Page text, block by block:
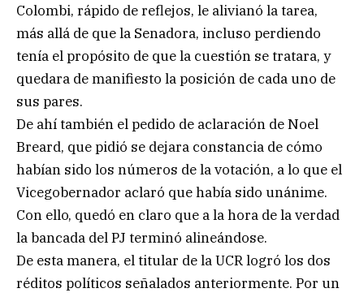
Colombi, rápido de reflejos, le alivianó la tarea,
más allá de que la Senadora, incluso perdiendo
tenía el propósito de que la cuestión se tratara, y
quedara de manifiesto la posición de cada uno de
sus pares.
De ahí también el pedido de aclaración de Noel
Breard, que pidió se dejara constancia de cómo
habían sido los números de la votación, a lo que el
Vicegobernador aclaró que había sido unánime.
Con ello, quedó en claro que a la hora de la verdad
la bancada del PJ terminó alineándose.
De esta manera, el titular de la UCR logró los dos
réditos políticos señalados anteriormente. Por un